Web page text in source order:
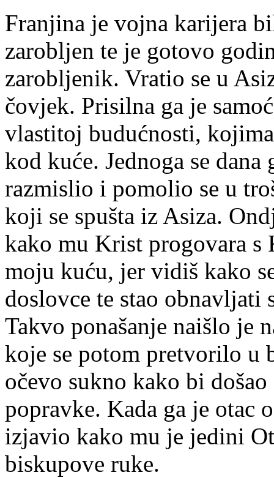
Franjina je vojna karijera
zarobljen te je gotovo
zarobljenik. Vratio se u
čovjek. Prisilna ga je
vlastitoj budućnosti,
kod kuće. Jednoga se
razmislio i pomolio se u
koji se spušta iz Asiza.
kako mu Krist progovara
moju kuću, jer vidiš kako
doslovce te stao obnavljati
Takvo ponašanje naišlo je
koje se potom pretvorilo u
očevo sukno kako bi došao
popravke. Kada ga je otac
izjavio kako mu je jedini
biskupove ruke.